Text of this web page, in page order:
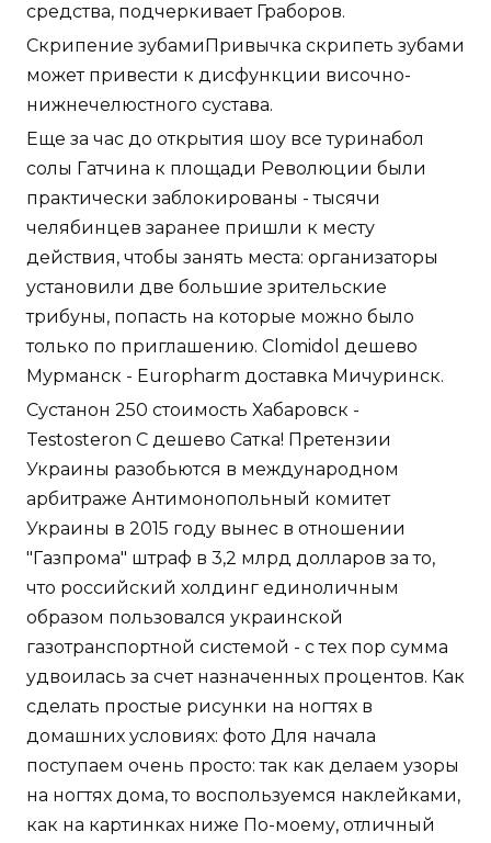
средства, подчеркивает Граборов.
Скрипение зубамиПривычка скрипеть зубами
может привести к дисфункции височно-
нижнечелюстного сустава.
Еще за час до открытия шоу все туринабол
солы Гатчина к площади Революции были
практически заблокированы - тысячи
челябинцев заранее пришли к месту
действия, чтобы занять места: организаторы
установили две большие зрительские
трибуны, попасть на которые можно было
только по приглашению. Clomidol дешево
Мурманск - Europharm доставка Мичуринск.
Сустанон 250 стоимость Хабаровск -
Testosteron C дешево Сатка! Претензии
Украины разобьются в международном
арбитраже Антимонопольный комитет
Украины в 2015 году вынес в отношении
"Газпрома" штраф в 3,2 млрд долларов за то,
что российский холдинг единоличным
образом пользовался украинской
газотранспортной системой - с тех пор сумма
удвоилась за счет назначенных процентов. Как
сделать простые рисунки на ногтях в
домашних условиях: фото Для начала
поступаем очень просто: так как делаем узоры
на ногтях дома, то воспользуемся наклейками,
как на картинках ниже По-моему, отличный